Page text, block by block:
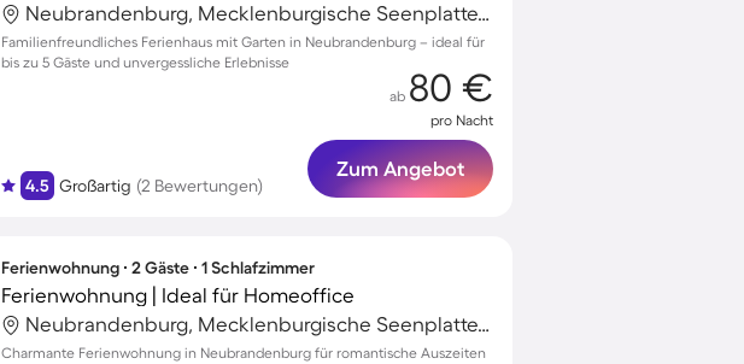
Neubrandenburg, Mecklenburgische Seenplatte, Deutschland
Familienfreundliches Ferienhaus mit Garten in Neubrandenburg – ideal für
bis zu 5 Gäste und unvergessliche Erlebnisse
4.5 Großartig (2 Bewertungen)
ab 80 €
pro Nacht
Zum Angebot
Ferienwohnung ∙ 2 Gäste ∙ 1 Schlafzimmer
Ferienwohnung | Ideal für Homeoffice
Neubrandenburg, Mecklenburgische Seenplatte, Deutschland
Charmante Ferienwohnung in Neubrandenburg für romantische Auszeiten